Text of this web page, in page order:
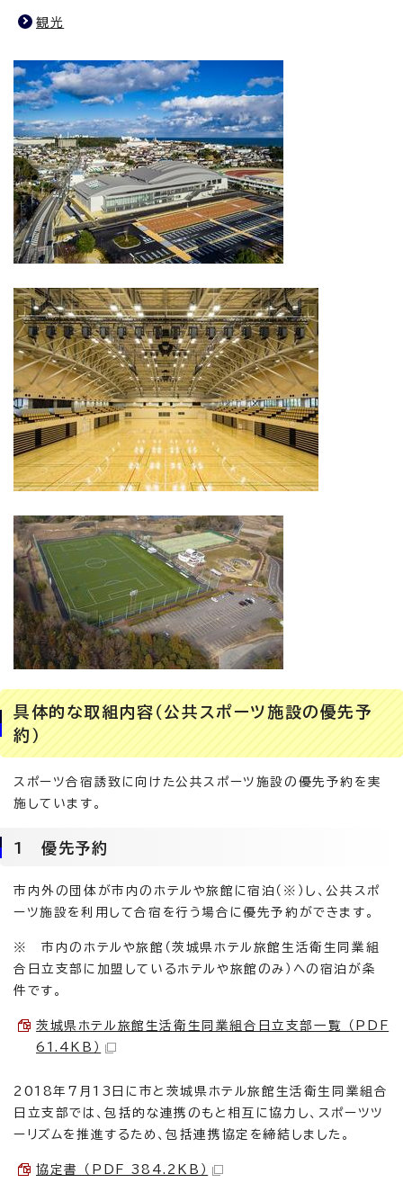
観光
具体的な取組内容（公共スポーツ施設の優先予
約）
スポーツ合宿誘致に向けた公共スポーツ施設の優先予約を実
施しています。
1 優先予約
市内外の団体が市内のホテルや旅館に宿泊（※）し、公共スポ
ーツ施設を利用して合宿を行う場合に優先予約ができます。
※ 市内のホテルや旅館（茨城県ホテル旅館生活衛生同業組
合日立支部に加盟しているホテルや旅館のみ）への宿泊が条
件です。
茨城県ホテル旅館生活衛生同業組合日立支部一覧 （PDF
61.4KB）
2018年7月13日に市と茨城県ホテル旅館生活衛生同業組合
日立支部では、包括的な連携のもと相互に協力し、スポーツツ
ーリズムを推進するため、包括連携協定を締結しました。
協定書 （PDF 384.2KB）